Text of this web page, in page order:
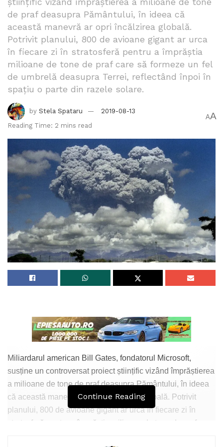
de praf deasupra Pământului, în ideea că
această manevră ar opri încălzirea globală.
Potrivit planului, 800 de avioane gigant ar urca
în fiecare zi în stratosferă pentru a împrăștia
milioane de tone de praf care să formeze un fel
de umbrelă deasupra Terrei, reflectând înpoi în
spațiu o parte din razele solare.
by Stela Spataru
2019-08-13
Reading Time: 2 mins read
AA
Miliardarul american Bill Gates, fondatorul Microsoft,
susține un controversat proiect științific vizând împrăștierea
a milioane de tone de praf deasupra Pământului, în ideea
că această manevră ar opri încălzirea globală. Potrivit
planului, 800 de avioane gigant ar urca în fiecare zi în
stratosferă pentru a împrăștia milioane de tone de praf care
Continue Reading